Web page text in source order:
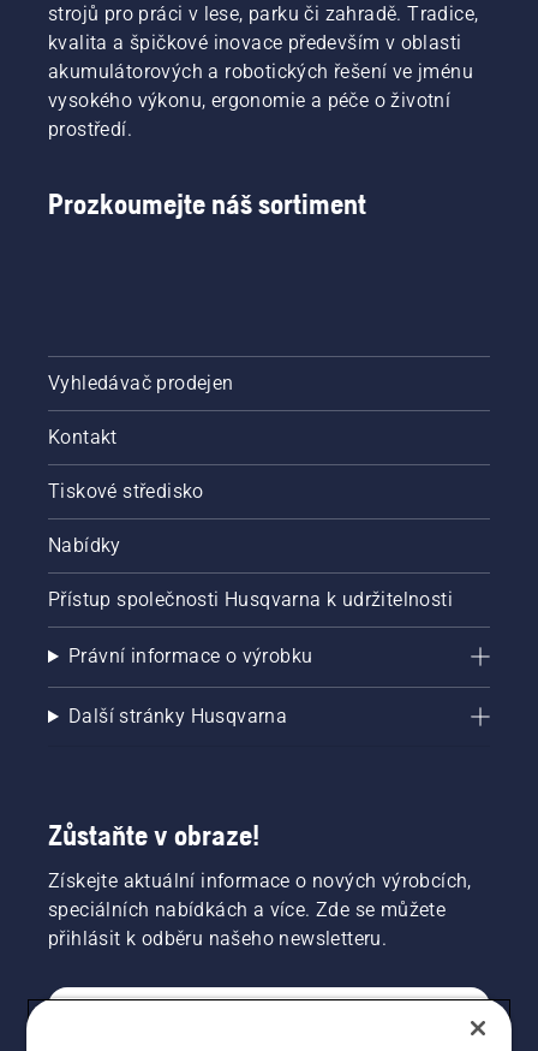
strojů pro práci v lese, parku či zahradě. Tradice,
kvalita a špičkové inovace především v oblasti
akumulátorových a robotických řešení ve jménu
vysokého výkonu, ergonomie a péče o životní
prostředí.
Prozkoumejte náš sortiment
Vyhledávač prodejen
Kontakt
Tiskové středisko
Nabídky
Přístup společnosti Husqvarna k udržitelnosti
Právní informace o výrobku
Další stránky Husqvarna
Zůstaňte v obraze!
Získejte aktuální informace o nových výrobcích,
speciálních nabídkách a více. Zde se můžete
přihlásit k odběru našeho newsletteru.